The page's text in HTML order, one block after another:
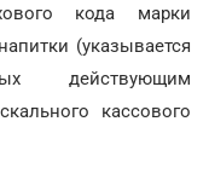
кода марки
(указывается
действующим
кассового